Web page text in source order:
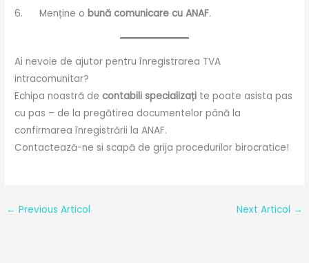
6. Menține o bună comunicare cu ANAF.
Ai nevoie de ajutor pentru înregistrarea TVA
intracomunitar?
Echipa noastră decontabili specializați te poate asista pas
cu pas – de la pregătirea documentelor până la
confirmarea înregistrării la ANAF.
Contactează-ne si scapă de grija procedurilor birocratice!
← Previous Articol Next Articol →